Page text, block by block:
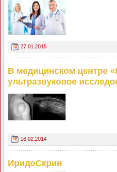
27.01.2015
В медицинском центре
ультразвуковое
16.02.2014
ИридоСкрин